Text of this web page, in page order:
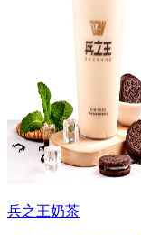
兵之王奶茶